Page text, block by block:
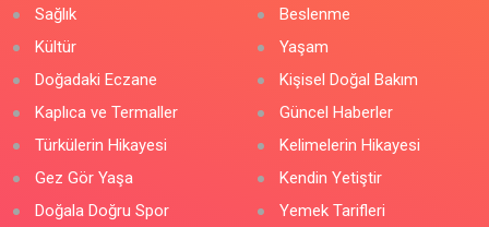
Sağlık
Beslenme
Kültür
Yaşam
Doğadaki Eczane
Kişisel Doğal Bakım
Kaplıca ve Termaller
Güncel Haberler
Türkülerin Hikayesi
Kelimelerin Hikayesi
Gez Gör Yaşa
Kendin Yetiştir
Doğala Doğru Spor
Yemek Tarifleri